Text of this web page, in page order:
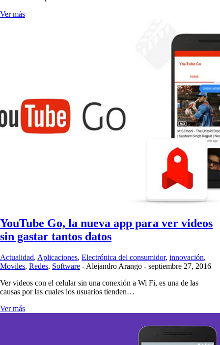
Ver más
YouTube Go, la nueva app para ver videos
sin gastar tantos datos
Actualidad, Aplicaciones, Electrónica del consumidor, innovación,
Moviles, Redes, Software - Alejandro Arango - septiembre 27, 2016
Ver videos con el celular sin una conexión a Wi Fi, es una de las
causas por las cuales los usuarios tienden…
Ver más